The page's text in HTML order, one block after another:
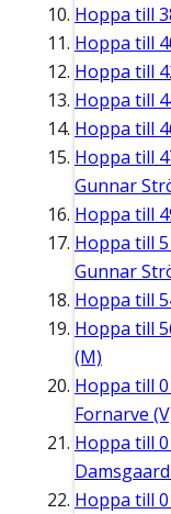
Hoppa till
Hoppa till
Hoppa till
Hoppa till
Hoppa till
Hoppa till
Gunnar
Hoppa till
Hoppa till
Gunnar
Hoppa till
Hoppa till
(M)
Hoppa till
Fornarve
Hoppa till
Hoppa till